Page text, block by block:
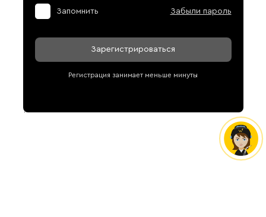
Запомнить Забыли пароль
Зарегистрироваться
Регистрация занимает меньше минуты